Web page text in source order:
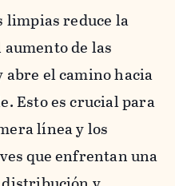
limpias reduce la
de las
el camino hacia
Esto es crucial para
línea y los
que enfrentan una